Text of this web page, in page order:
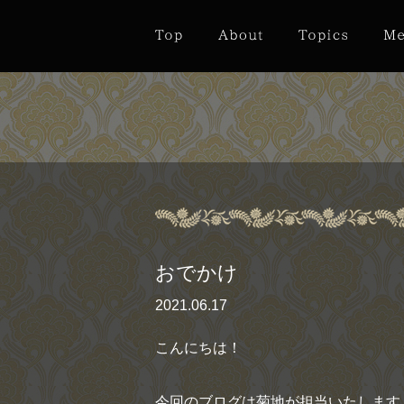
おでかけ
2021.06.17
こんにちは！